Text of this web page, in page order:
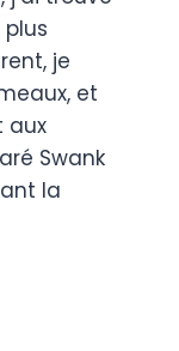
je
et
aux
Swank
la